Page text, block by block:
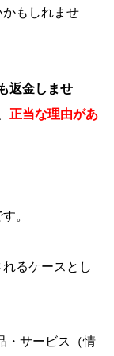
もしれませ
返金しませ
正当な理由があ
。
るケースとし
・サービス（情